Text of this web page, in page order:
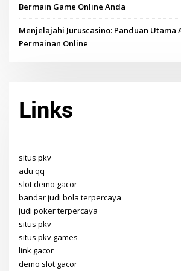
Bermain Game Online Anda
Menjelajahi Juruscasino: Panduan Utama
Permainan Online
Links
situs pkv
adu qq
slot demo gacor
bandar judi bola terpercaya
judi poker terpercaya
situs pkv
situs pkv games
link gacor
demo slot gacor